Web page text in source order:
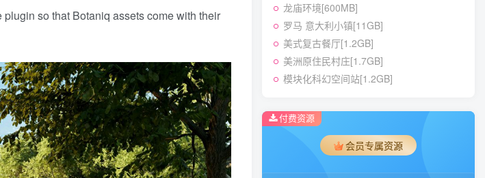
so that Botaniq assets come with their
龙庙环境[600MB]
罗马 意大利小镇[11GB]
美式复古餐厅[1.2GB]
美洲原住民村庄[1.7GB]
模块化科幻空间站[1.2GB]
付费资源
会员专属资源